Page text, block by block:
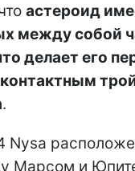
астероид
между собой
делает его
.
Nysa
Марсом и